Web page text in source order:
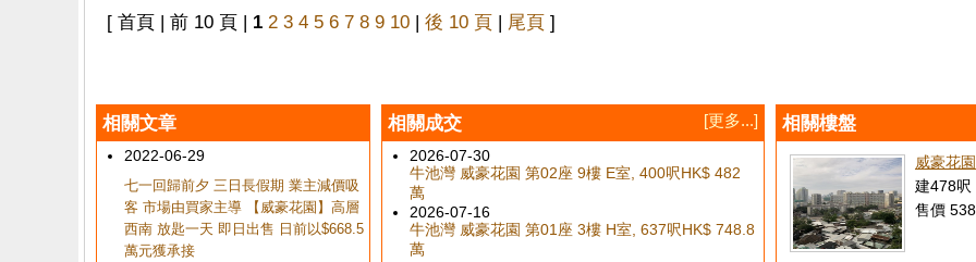
[ 首頁 | 前 10 頁 | 1 2 3 4 5 6 7 8 9 10 | 後 10 頁 | 尾頁 ]
相關文章
2022-06-29
七一回歸前夕 三日長假期 業主減價吸
客 市場由買家主導 【威豪花園】高層
西南 放匙一天 即日出售 日前以$668.5
萬元獲承接
相關成交 [更多...]
2026-07-30
牛池灣 威豪花園 第02座 9樓 E室, 400呎HK$ 482
萬
2026-07-16
牛池灣 威豪花園 第01座 3樓 H室, 637呎HK$ 748.8
萬
相關樓盤
威豪花
建478呎
售價